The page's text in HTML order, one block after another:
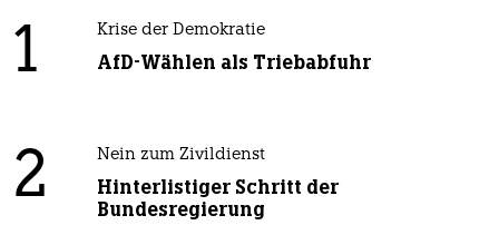
1 Krise der Demokratie
AfD-Wählen als Triebabfuhr
2 Nein zum Zivildienst
Hinterlistiger Schritt der
Bundesregierung